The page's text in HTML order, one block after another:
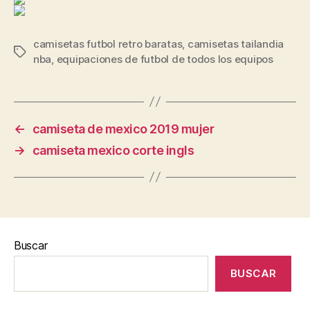
Etiquetas
camisetas futbol retro baratas, camisetas tailandia
nba equipaciones de futbol de todos los equipos
←
camiseta de mexico 2019 mujer
→
camiseta mexico corte ingls
Buscar
BUSCAR